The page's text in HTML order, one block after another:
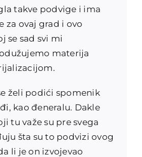
takve podvige i ima
za ovaj grad i ovo
se sad svi mi
materija
želi podići spomenik
kao đeneralu. Dakle
tu važe su pre svega
šta su to podvizi ovog
li je on izvojevao